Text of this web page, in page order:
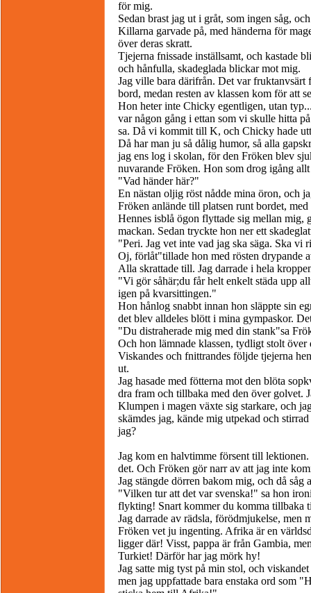
för mig.
Sedan brast jag ut i gråt, som ingen såg,
Killarna garvade på, med händerna för
över deras skratt.
Tjejerna fnissade inställsamt, och kastade
och hånfulla, skadeglada blickar mot mig.
Jag ville bara därifrån. Det var fruktanvsärt
bord, medan resten av klassen kom för att
Hon heter inte Chicky egentligen, utan
var någon gång i ettan som vi skulle hitta
sa. Då vi kommit till K, och Chicky hade
Då har man ju så dålig humor, så alla
jag ens log i skolan, för den Fröken blev
nuvarande Fröken. Hon som drog igång
"Vad händer här?"
En nästan oljig röst nådde mina öron, och
Fröken anlände till platsen runt bordet,
Hennes isblå ögon flyttade sig mellan mig,
mackan. Sedan tryckte hon ner ett
"Peri. Jag vet inte vad jag ska säga. Ska vi
Oj, förlåt"tillade hon med rösten drypande
Alla skrattade till. Jag darrade i hela
"Vi gör såhär;du får helt enkelt städa upp
igen på kvarsittingen."
Hon hånlog snabbt innan hon släppte sin
det blev alldeles blött i mina gympaskor.
"Du distraherade mig med din stank"sa
Och hon lämnade klassen, tydligt stolt över
Viskandes och fnittrandes följde tjejerna
ut.
Jag hasade med fötterna mot den blöta
dra fram och tillbaka med den över golvet.
Klumpen i magen växte sig starkare, och
skämdes jag, kände mig utpekad och
jag?
Jag kom en halvtimme försent till
det. Och Fröken gör narr av att jag inte
Jag stängde dörren bakom mig, och då
"Vilken tur att det var svenska!" sa hon
flykting! Snart kommer du komma tillbaka
Jag darrade av rädsla, förödmjukelse, men
Fröken vet ju ingenting. Afrika är en
ligger där! Visst, pappa är från Gambia,
Turkiet! Därför har jag mörk hy!
Jag satte mig tyst på min stol, och
men jag uppfattade bara enstaka ord som